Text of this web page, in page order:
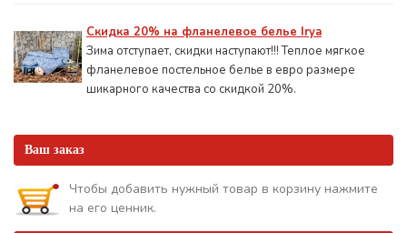
Скидка 20% на фланелевое белье Irya
Зима отступает, скидки наступают!!! Теплое мягкое
фланелевое постельное белье в евро размере
шикарного качества со скидкой 20%.
Ваш заказ
Чтобы добавить нужный товар в корзину нажмите
на его ценник.